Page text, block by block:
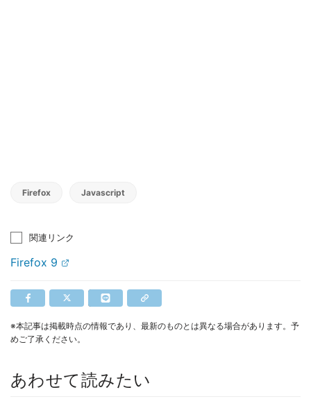
Firefox Javascript
関連リンク
Firefox 9
※本記事は掲載時点の情報であり、最新のものとは異なる場合があります。予
めご了承ください。
あわせて読みたい